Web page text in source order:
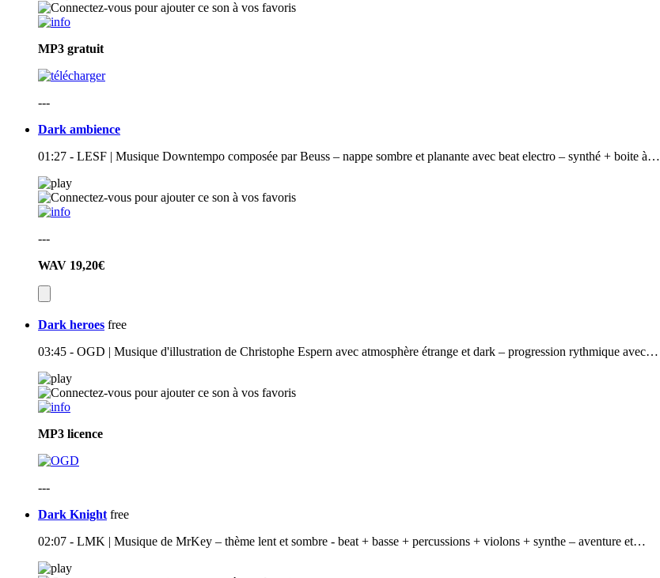
MP3 gratuit
---
Dark ambience
01:27 - LESF | Musique Downtempo composée par Beuss – nappe sombre et planante avec beat electro – synthé + boite à…
---
WAV 19,20€
Dark heroes free
03:45 - OGD | Musique d'illustration de Christophe Espern avec atmosphère étrange et dark – progression rythmique avec…
MP3 licence
---
Dark Knight free
02:07 - LMK | Musique de MrKey – thème lent et sombre - beat + basse + percussions + violons + synthe – aventure et…